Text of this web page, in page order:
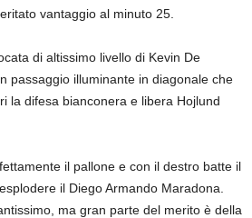
vantaggio al minuto 25.
di altissimo livello di Kevin De
passaggio illuminante in diagonale che
la difesa bianconera e libera Hojlund
il pallone e con il destro batte il
il Diego Armando Maradona.
ma gran parte del merito è della